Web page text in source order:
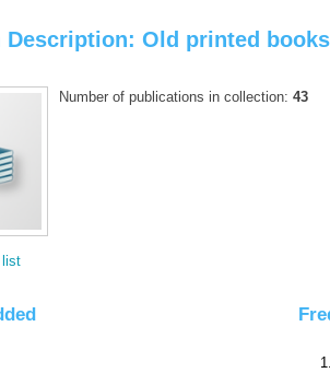
Description: Old printed books
Number of publications in collection:43
list